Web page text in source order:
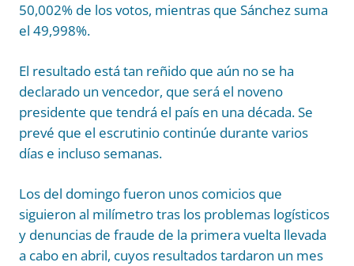
50,002% de los votos, mientras que Sánchez suma
el 49,998%.
El resultado está tan reñido que aún no se ha
declarado un vencedor, que será el noveno
presidente que tendrá el país en una década. Se
prevé que el escrutinio continúe durante varios
días e incluso semanas.
Los del domingo fueron unos comicios que
siguieron al milímetro tras los problemas logísticos
y denuncias de fraude de la primera vuelta llevada
a cabo en abril, cuyos resultados tardaron un mes